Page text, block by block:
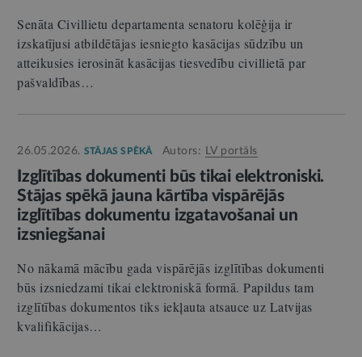
Senāta Civillietu departamenta senatoru kolēģija ir
izskatījusi atbildētājas iesniegto kasācijas sūdzību un
atteikusies ierosināt kasācijas tiesvedību civillietā par
pašvaldības…
26.05.2026. STĀJAS SPĒKĀ Autors: LV portāls
Izglītības dokumenti būs tikai elektroniski.
Stājas spēkā jauna kārtība vispārējās
izglītības dokumentu izgatavošanai un
izsniegšanai
No nākamā mācību gada vispārējās izglītības dokumenti
būs izsniedzami tikai elektroniskā formā. Papildus tam
izglītības dokumentos tiks iekļauta atsauce uz Latvijas
kvalifikācijas…